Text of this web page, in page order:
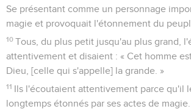
Se présentant comme un personnage
magie et provoquait l'étonnement du
10 Tous, du plus petit jusqu'au plus grand,
attentivement et disaient : « Cet homme
Dieu, [celle qui s'appelle] la grande. »
11 Ils l'écoutaient attentivement parce qu'il
longtemps étonnés par ses actes de magie.